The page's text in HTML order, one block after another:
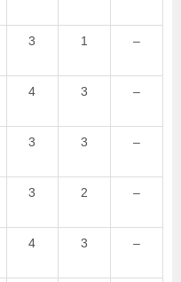
3 1 –
4 3 –
3 3 –
3 2 –
4 3 –